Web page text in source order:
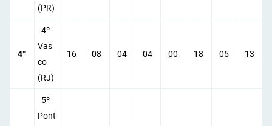
(PR)
4°
4º
Vas
co
(RJ)
16 08 04 04 00 18 05 13
5º
Pont